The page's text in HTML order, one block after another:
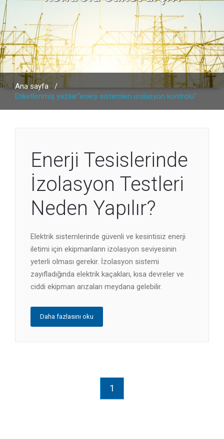
Ana sayfa/
Etiketlenmiş yazılar"enerji sistemleri izolasyon kontrolü"
Enerji Tesislerinde
İzolasyon Testleri
Neden Yapılır?
Elektrik sistemlerinde güvenli ve kesintisiz enerji
iletimi için ekipmanların izolasyon seviyesinin
yeterli olması gerekir. İzolasyon sistemi
zayıfladığında elektrik kaçakları, kısa devreler ve
ciddi ekipman arızaları meydana gelebilir.
Daha fazlasını oku
1